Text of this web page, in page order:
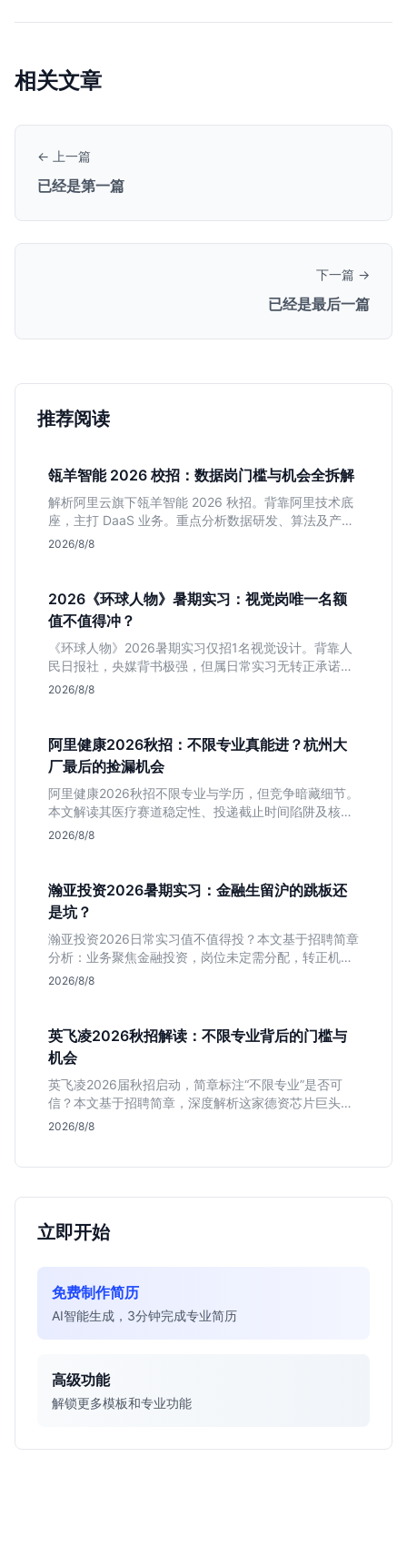
相关文章
← 上一篇
已经是第一篇
下一篇 →
已经是最后一篇
推荐阅读
瓴羊智能 2026 校招：数据岗门槛与机会全拆解
解析阿里云旗下瓴羊智能 2026 秋招。背靠阿里技术底
座，主打 DaaS 业务。重点分析数据研发、算法及产品
岗的硬性要求，评估 B 端数据路线的成长曲线与抗压挑
2026/8/8
2026《环球人物》暑期实习：视觉岗唯一名额
值不值得冲？
《环球人物》2026暑期实习仅招1名视觉设计。背靠人
民日报社，央媒背书极强，但属日常实习无转正承诺。
适合追求高含金量简历、能接受严谨流程的设计生，想
2026/8/8
阿里健康2026秋招：不限专业真能进？杭州大
厂最后的捡漏机会
阿里健康2026秋招不限专业与学历，但竞争暗藏细节。
本文解读其医疗赛道稳定性、投递截止时间陷阱及核心
岗位面试节奏，帮应届生判断是否值得投入。
2026/8/8
瀚亚投资2026暑期实习：金融生留沪的跳板还
是坑？
瀚亚投资2026日常实习值不值得投？本文基于招聘简章
分析：业务聚焦金融投资，岗位未定需分配，转正机会
不明确。适合急需上海高含金量实习证明、想接触真实
2026/8/8
英飞凌2026秋招解读：不限专业背后的门槛与
机会
英飞凌2026届秋招启动，简章标注“不限专业”是否可
信？本文基于招聘简章，深度解析这家德资芯片巨头的
行业地位、校招真实门槛及投递策略，助你判断是否值
2026/8/8
立即开始
免费制作简历
AI智能生成，3分钟完成专业简历
高级功能
解锁更多模板和专业功能